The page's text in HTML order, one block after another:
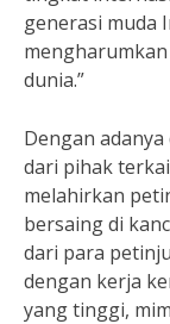
generasi muda
dunia.”
Dengan
dari pihak
melahirkan
bersaing di
dari para
dengan kerja
yang tinggi,